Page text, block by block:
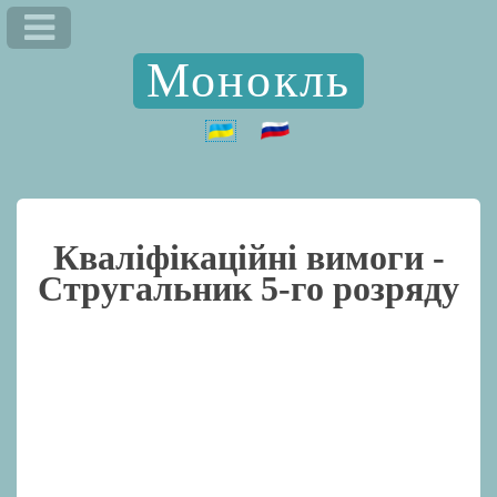
Монокль
Кваліфікаційні вимоги -
Стругальник 5-го розряду